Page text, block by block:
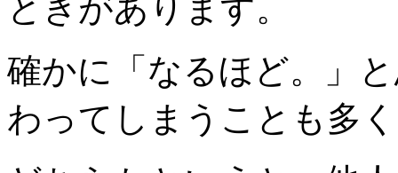
ときがあります。
確かに「なるほど。」
わってしまうことも多